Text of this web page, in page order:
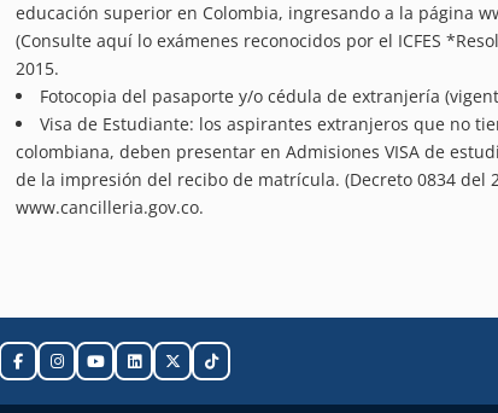
educación superior en Colombia, ingresando a la página
(Consulte aquí lo exámenes reconocidos por el ICFES
2015.
Fotocopia del pasaporte y/o cédula de extranjería
Visa de Estudiante: los aspirantes extranjeros que no
colombiana, deben presentar en Admisiones VISA de
de la impresión del recibo de matrícula. (Decreto 0834 del
www.cancilleria.gov.co.